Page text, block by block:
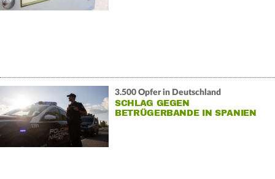
3.500 Opfer in Deutschland
SCHLAG GEGEN
BETRÜGERBANDE IN SPANIEN